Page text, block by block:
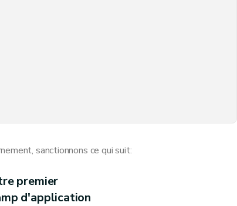
sanctionnons ce qui suit:
premier
d'application